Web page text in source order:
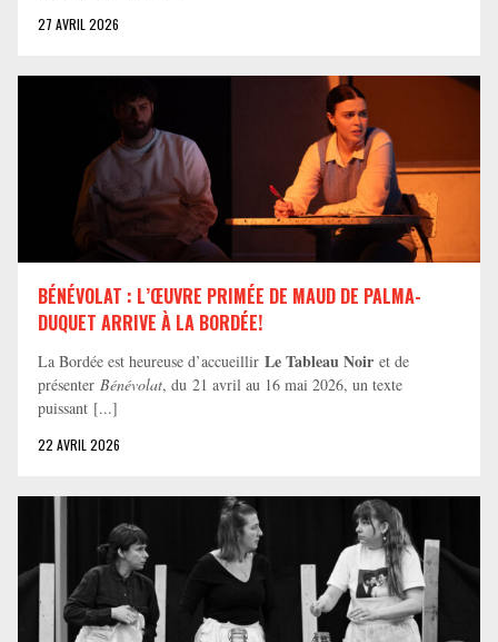
27 AVRIL 2026
BÉNÉVOLAT : L’ŒUVRE PRIMÉE DE MAUD DE PALMA-
DUQUET ARRIVE À LA BORDÉE!
La Bordée est heureuse d’accueillir Le Tableau Noir et de
présenter Bénévolat, du 21 avril au 16 mai 2026, un texte
puissant [...]
22 AVRIL 2026